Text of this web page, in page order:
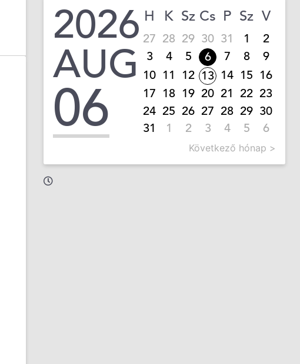
2026
AUG
06
H K Sz Cs P Sz V
27 28 29 30 31 1
2
3
4 5 6 7 8
9
10 11 12 13 14 15 16
17 18 19 20 21 22 23
24 25 26 27 28 29 30
31
1 2 3 4 5 6
Következő hónap >